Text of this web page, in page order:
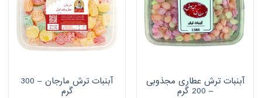
آبنبات ترش عطاری مجذوبی
– 200 گرم
آبنبات ترش مارجان – 300
گرم